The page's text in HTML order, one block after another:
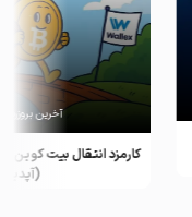
کارمزد انتقال بیت کوین
(آپدیت
آخرین